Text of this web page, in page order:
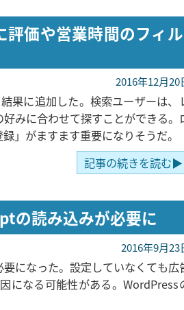
評価や営業時間のフィル
2016年12月20
果に追加した。検索ユーザーは、
みに合わせて探すことができる。
」がますます重要になりそうだ。
記事の続きを読む▶
の読み込みが必要に
2016年9月23
になった。設定していなくても広
になる可能性がある。WordPress